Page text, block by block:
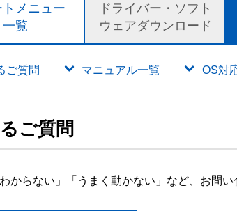
メニュー
一覧
ドライバー・ソフト
ウェアダウンロード
ご質問 マニュアル一覧 OS対
ご質問
わからない」「うまく動かない」など、お問